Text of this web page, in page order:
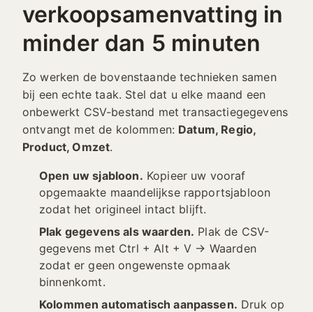
verkoopsamenvatting in
minder dan 5 minuten
Zo werken de bovenstaande technieken samen
bij een echte taak. Stel dat u elke maand een
onbewerkt CSV-bestand met transactiegegevens
ontvangt met de kolommen: Datum, Regio,
Product, Omzet.
Open uw sjabloon. Kopieer uw vooraf
opgemaakte maandelijkse rapportsjabloon
zodat het origineel intact blijft.
Plak gegevens als waarden. Plak de CSV-
gegevens met Ctrl + Alt + V → Waarden
zodat er geen ongewenste opmaak
binnenkomt.
Kolommen automatisch aanpassen. Druk op